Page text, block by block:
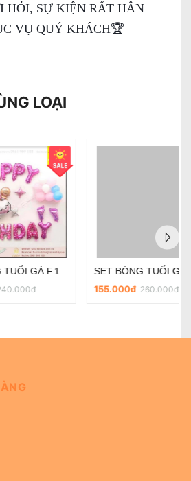
HỎI, SỰ KIỆN RẤT HÂN
VỤ QUÝ KHÁCH🏆
LOẠI
SET BÓNG TUỔI GÀ F.155B
SET BÓNG SINH NHẬT - F.48G
160.000đ200.000đ